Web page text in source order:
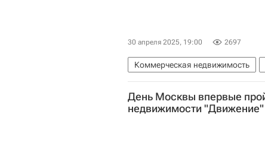
30 апреля 2025, 19:00 2697
Коммерческая недвижимость
Иван Федяков
Азбука вкуса
День Москвы впервые
недвижимости "Движение"